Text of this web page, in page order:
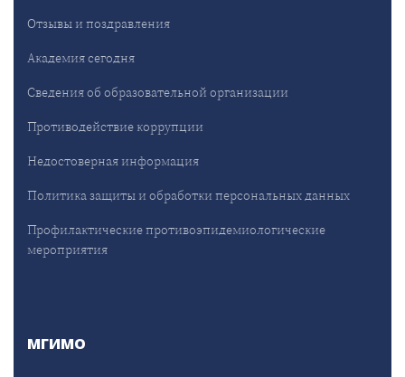
Отзывы и поздравления
Академия сегодня
Сведения об образовательной организации
Противодействие коррупции
Недостоверная информация
Политика защиты и обработки персональных данных
Профилактические противоэпидемиологические
мероприятия
МГИМО